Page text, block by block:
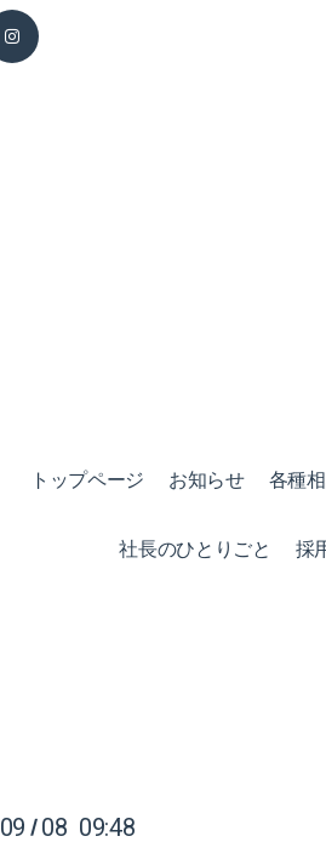
トップページ お知らせ 各種
社長のひとりごと 採
09 / 08 09:48